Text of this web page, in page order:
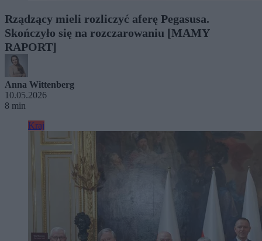
Rządzący mieli rozliczyć aferę Pegasusa.
Skończyło się na rozczarowaniu [MAMY
RAPORT]
Anna Wittenberg
10.05.2026
8 min
Kraj